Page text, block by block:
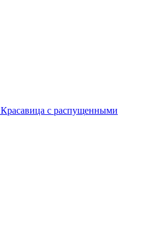
Красавица с распущенными